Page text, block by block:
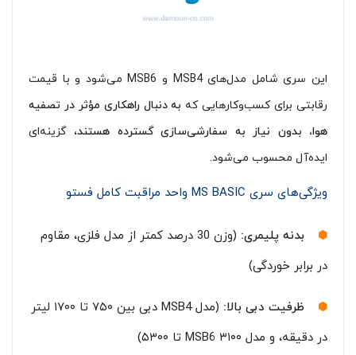
این سری شامل مدل‌های MSB4 و MSB6 می‌شود و با قیمت
رقابتی برای کسب‌وکارهایی که به دنبال راهکاری مؤثر در تصفیه
هوا، بدون نیاز به سفارشی‌سازی گسترده هستند، گزینه‌ای
ایده‌آل محسوب می‌شود.
ویژگی‌های سری MS BASIC واحد مراقبت کامل فستو
بدنه پلیمری:
(وزن 30 درصد کمتر از مدل فلزی، مقاوم
در برابر خوردگی)
ظرفیت دبی بالا:
(مدل MSB4 دبی بین ۷۵۰ تا ۱۷۰۰ لیتر
در دقیقه، و مدل MSB6 ۳۱۰۰ تا ۵۳۰۰)